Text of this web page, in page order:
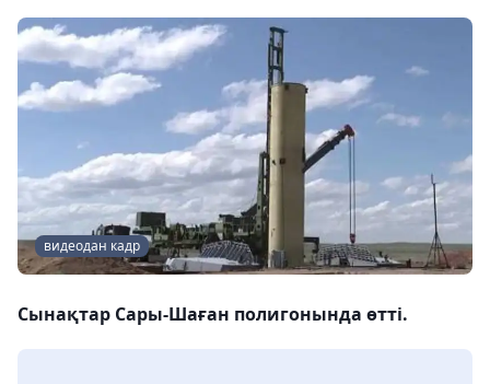
видеодан кадр
Сынақтар Сары-Шаған полигонында өтті.